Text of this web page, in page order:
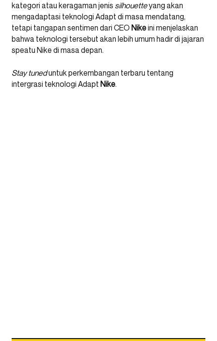
kategori atau keragaman jenis silhouetteyang akan
mengadaptasi teknologi Adapt di masa mendatang,
tetapi tangapan sentimen dari CEO Nikeini menjelaskan
bahwa teknologi tersebut akan lebih umum hadir di jajaran
speatu Nike di masa depan.
Stay tuneduntuk perkembangan terbaru tentang
intergrasi teknologi Adapt Nike.